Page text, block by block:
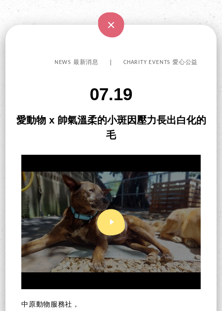
NEWS 最新消息 CHARITY EVENTS 愛心公益
07.19
愛動物 x 帥氣溫柔的小斑因壓力長出白化的
毛
中原動物服務社，